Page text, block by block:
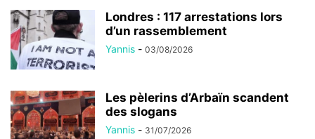
Londres : 117 arrestations lors
d’un rassemblement
Yannis - 03/08/2026
Les pèlerins d’Arbaïn scandent
des slogans
Yannis - 31/07/2026